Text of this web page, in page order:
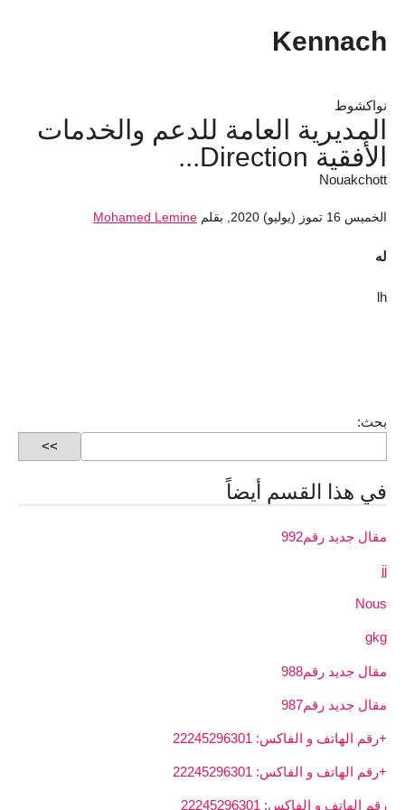
Kennach
نواكشوط
المديرية العامة للدعم والخدمات
الأفقية Direction...
Nouakchott
الخميس 16 تموز (يوليو) 2020 بقلم Mohamed Lemine
له
lh
بحث:
في هذا القسم أيضاً
مقال جديد رقم992
jj
Nous
gkg
مقال جديد رقم988
مقال جديد رقم987
+رقم الهاتف و الفاكس: 22245296301
+رقم الهاتف و الفاكس: 22245296301
رقم الهاتف و الفاكس: 22245296301